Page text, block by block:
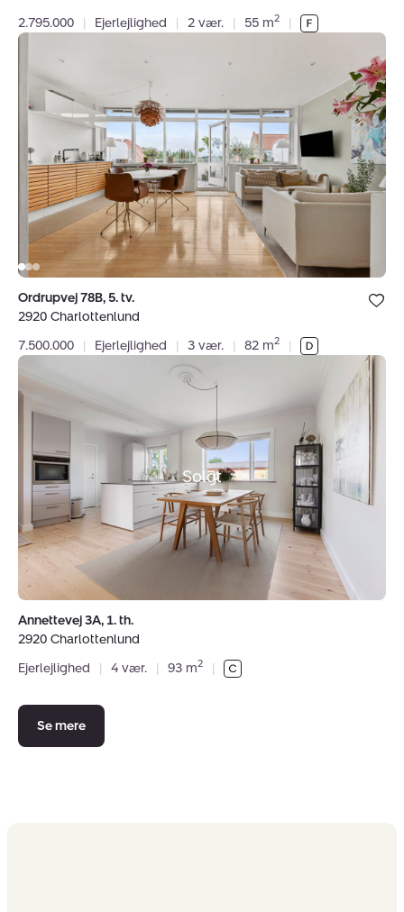
2.795.000
| Ejerlejlighed | 2 vær. | 55 m2 |
Ordrupvej
78B,
5.
2920
Charlottenlund
Bolig er
under dine
Ordrupvej 78B, 5. tv.
2920 Charlottenlund
7.500.000
| Ejerlejlighed | 3 vær. | 82 m2 |
Annettevej
3A,
th.,
2920
Charlottenlund
Solgt
Annettevej 3A, 1. th.
2920 Charlottenlund
Ejerlejlighed
| 4 vær. | 93 m2 |
Se mere